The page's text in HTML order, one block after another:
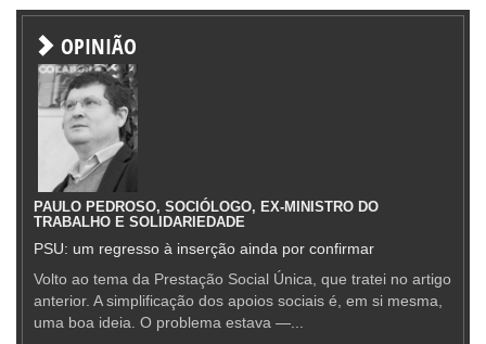
OPINIÃO
PAULO PEDROSO, SOCIÓLOGO, EX-MINISTRO DO
TRABALHO E SOLIDARIEDADE
PSU: um regresso à inserção ainda por confirmar
Volto ao tema da Prestação Social Única, que tratei no artigo
anterior. A simplificação dos apoios sociais é, em si mesma,
uma boa ideia. O problema estava —...